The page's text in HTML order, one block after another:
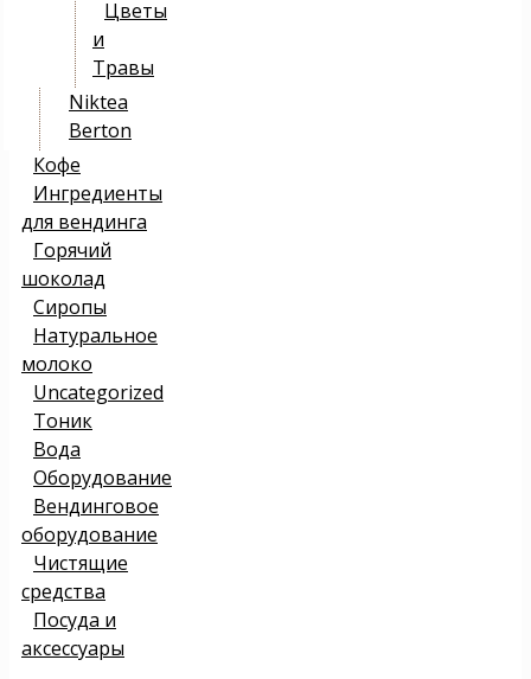
Цветы
и
Травы
Niktea
Berton
Кофе
Ингредиенты
для вендинга
Горячий
шоколад
Сиропы
Натуральное
молоко
Uncategorized
Тоник
Вода
Оборудование
Вендинговое
оборудование
Чистящие
средства
Посуда и
аксессуары